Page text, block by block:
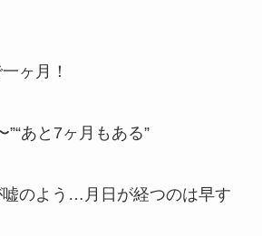
ヶ月！
”“あと7ヶ月もある”
嘘のよう…月日が経つのは早す